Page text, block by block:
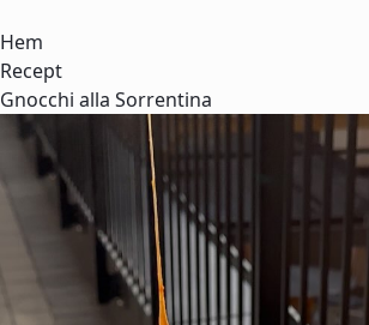
Hem
Recept
Gnocchi alla Sorrentina